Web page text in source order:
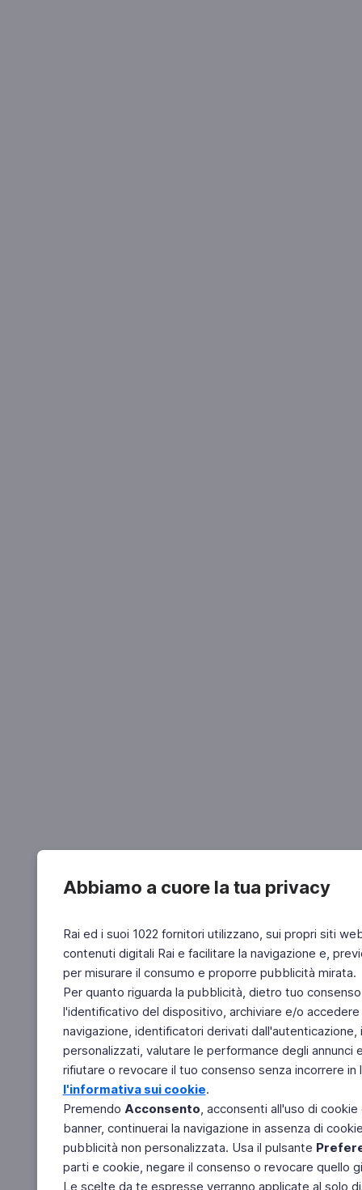
Abbiamo a cuore la tua privacy
Rai ed i suoi 1022 fornitori utilizzano, sui propri siti
contenuti digitali Rai e facilitare la navigazione e,
per misurare il consumo e proporre pubblicità mirata.
Per quanto riguarda la pubblicità, dietro tuo
l'identificativo del dispositivo, archiviare e/o
navigazione, identificatori derivati
personalizzati, valutare le performance degli
rifiutare o revocare il tuo consenso senza incorrere
l'informativa sui cookie.
Premendo Acconsento, acconsenti all'uso di
banner, continuerai la navigazione in assenza di
pubblicità non personalizzata. Usa il pulsante
parti e cookie, negare il consenso o revocare quello
Le scelte da te espresse verranno applicate al solo